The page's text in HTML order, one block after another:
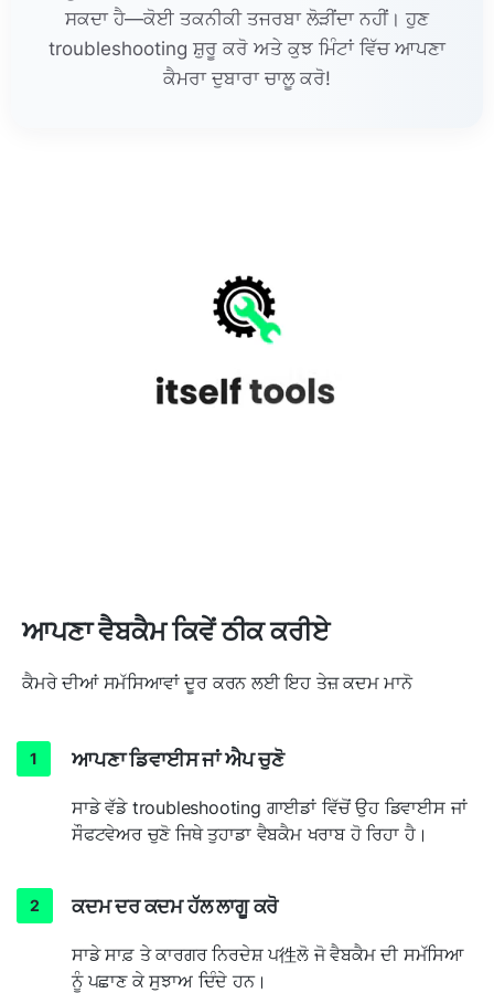
ਸਕਦਾ ਹੈ—ਕੋਈ ਤਕਨੀਕੀ ਤਜਰਬਾ ਲੋੜੀਂਦਾ ਨਹੀਂ। ਹੁਣ
troubleshooting ਸ਼ੁਰੂ ਕਰੋ ਅਤੇ ਕੁਝ ਮਿੰਟਾਂ ਵਿੱਚ ਆਪਣਾ
ਕੈਮਰਾ ਦੁਬਾਰਾ ਚਾਲੂ ਕਰੋ!
ਆਪਣਾ ਵੈਬਕੈਮ ਕਿਵੇਂ ਠੀਕ ਕਰੀਏ
ਕੈਮਰੇ ਦੀਆਂ ਸਮੱਸਿਆਵਾਂ ਦੂਰ ਕਰਨ ਲਈ ਇਹ ਤੇਜ਼ ਕਦਮ ਮਾਨੋ
ਆਪਣਾ ਡਿਵਾਈਸ ਜਾਂ ਐਪ ਚੁਣੋ
ਸਾਡੇ ਵੱਡੇ troubleshooting ਗਾਈਡਾਂ ਵਿੱਚੋਂ ਉਹ ਡਿਵਾਈਸ ਜਾਂ
ਸੌਫਟਵੇਅਰ ਚੁਣੋ ਜਿਥੇ ਤੁਹਾਡਾ ਵੈਬਕੈਮ ਖਰਾਬ ਹੋ ਰਿਹਾ ਹੈ।
ਕਦਮ ਦਰ ਕਦਮ ਹੱਲ ਲਾਗੂ ਕਰੋ
ਸਾਡੇ ਸਾਫ਼ ਤੇ ਕਾਰਗਰ ਨਿਰਦੇਸ਼ ਪ徃ਲੋ ਜੋ ਵੈਬਕੈਮ ਦੀ ਸਮੱਸਿਆ
ਨੂੰ ਪਛਾਣ ਕੇ ਸੁਝਾਅ ਦਿੰਦੇ ਹਨ।